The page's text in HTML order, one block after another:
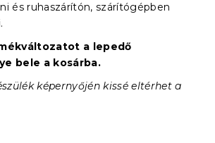
és ruhaszárítón, szárítógépben
a lepedő
bele a kosárba.
képernyőjén kissé eltérhet a